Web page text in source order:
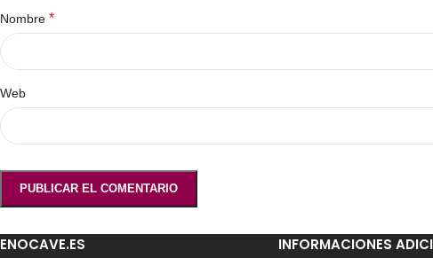
Nombre *
Web
ENOCAVE.ES INFORMACIONES